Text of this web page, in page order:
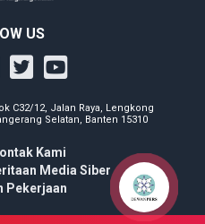
US
C32/12, Jalan Raya, Lengkong
Selatan, Banten 15310
Kami
Media Siber
Pekerjaan